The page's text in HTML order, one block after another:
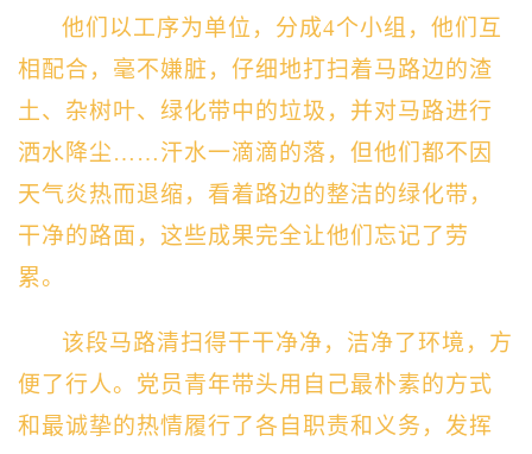
他们 以工序为单位，分成4个小组 ，他们互
相配合，毫不嫌脏，仔细地打扫着马路边的渣
土、杂树叶、绿化带中的垃圾，并对马路进行
洒水降尘……汗水一滴滴的落，但他们都不因
天气炎热而退缩，看着路边的整洁的绿化带，
干净的路面 ，这些成果完全让他们忘记了劳
累。
该段马路清扫得干干净净，洁净了环境，方
便了行人。党员青年带头用自己最朴素的方式
和最诚挚的热情履行了各自 职责和义务，发挥